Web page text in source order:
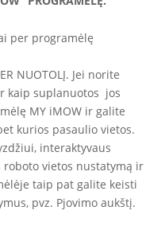
NUOTOLĮ. Jei norite
kaip suplanuotos jos
MY iMOW ir galite
kurios pasaulio vietos.
interaktyvaus
vietos nustatymą ir
taip pat galite keisti
pvz. Pjovimo aukštį.